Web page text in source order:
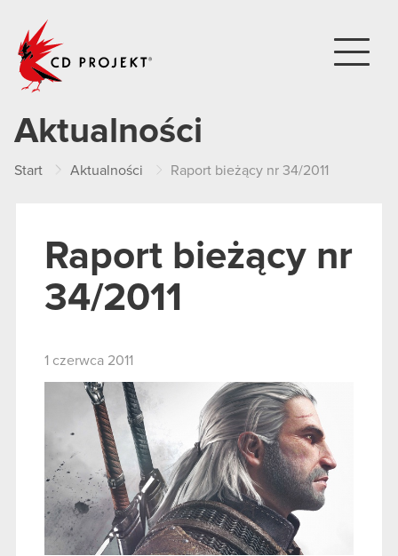
Aktualności
Start Aktualności Raport bieżący nr 34/2011
Raport bieżący nr
34/2011
1 czerwca 2011